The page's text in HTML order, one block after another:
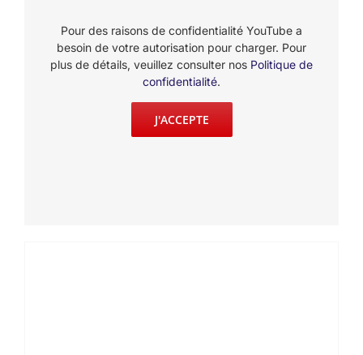
Pour des raisons de confidentialité YouTube a
besoin de votre autorisation pour charger. Pour
plus de détails, veuillez consulter nos Politique de
confidentialité.
J'ACCEPTE